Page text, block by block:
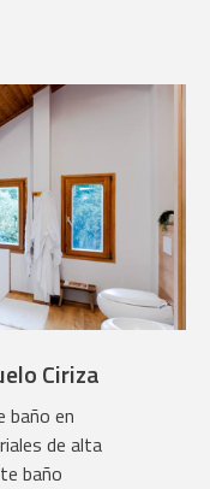
Ciriza
baño en
de alta
baño